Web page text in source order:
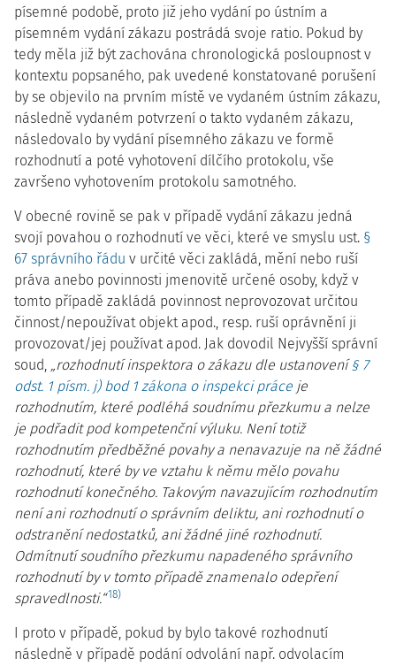
písemné podobě, proto již jeho vydání po ústním a
písemném vydání zákazu postrádá svoje ratio. Pokud by
tedy měla již být zachována chronologická posloupnost v
kontextu popsaného, pak uvedené konstatované porušení
by se objevilo na prvním místě ve vydaném ústním zákazu,
následně vydaném potvrzení o takto vydaném zákazu,
následovalo by vydání písemného zákazu ve formě
rozhodnutí a poté vyhotovení dílčího protokolu, vše
završeno vyhotovením protokolu samotného.
V obecné rovině se pak v případě vydání zákazu jedná
svojí povahou o rozhodnutí ve věci, které ve smyslu ust. §
67 správního řádu v určité věci zakládá, mění nebo ruší
práva anebo povinnosti jmenovitě určené osoby, když v
tomto případě zakládá povinnost neprovozovat určitou
činnost/nepoužívat objekt apod., resp. ruší oprávnění ji
provozovat/jej používat apod. Jak dovodil Nejvyšší správní
soud, „rozhodnutí inspektora o zákazu dle ustanovení§ 7
odst. 1 písm. j) bod 1 zákona o inspekci práce je
rozhodnutím, které podléhá soudnímu přezkumu a nelze
je podřadit pod kompetenční výluku. Není totiž
rozhodnutím předběžné povahy a nenavazuje na ně žádné
rozhodnutí, které by ve vztahu k němu mělo povahu
rozhodnutí konečného. Takovým navazujícím rozhodnutím
není ani rozhodnutí o správním deliktu, ani rozhodnutí o
odstranění nedostatků, ani žádné jiné rozhodnutí.
Odmítnutí soudního přezkumu napadeného správního
rozhodnutí by v tomto případě znamenalo odepření
spravedlnosti.“18)
I proto v případě, pokud by bylo takové rozhodnutí
následně v případě podání odvolání např. odvolacím